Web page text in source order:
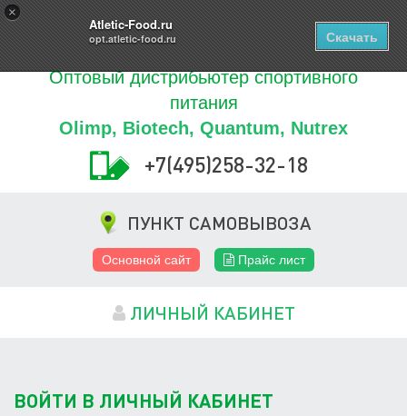
×
Atletic-Food.ru
opt.atletic-food.ru Скачать
0ТОВАРОВ
Купить
Оптовый дистрибьютер спортивного
питания
Olimp, Biotech, Quantum, Nutrex
+7(495)258-32-18
ПУНКТ САМОВЫВОЗА
Основной сайт Прайс лист
ЛИЧНЫЙ КАБИНЕТ
ВОЙТИ В ЛИЧНЫЙ КАБИНЕТ